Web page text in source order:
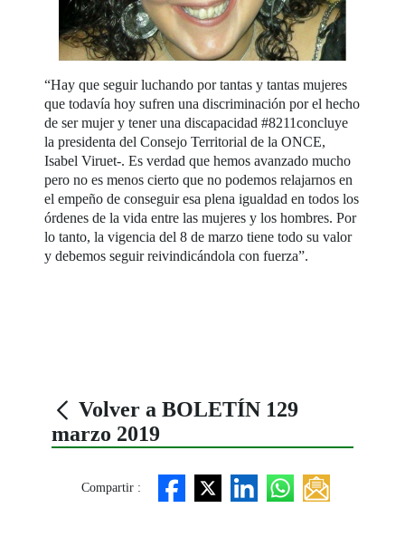
“Hay que seguir luchando por tantas y tantas mujeres
que todavía hoy sufren una discriminación por el hecho
de ser mujer y tener una discapacidad #8211concluye
la presidenta del Consejo Territorial de la ONCE,
Isabel Viruet-. Es verdad que hemos avanzado mucho
pero no es menos cierto que no podemos relajarnos en
el empeño de conseguir esa plena igualdad en todos los
órdenes de la vida entre las mujeres y los hombres. Por
lo tanto, la vigencia del 8 de marzo tiene todo su valor
y debemos seguir reivindicándola con fuerza”.
Volver a BOLETÍN 129
marzo 2019
Compartir :